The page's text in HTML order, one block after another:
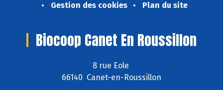
Gestion des cookies
Plan du site
Biocoop Canet En Roussillon
8 rue Eole
66140 Canet-en-Roussillon